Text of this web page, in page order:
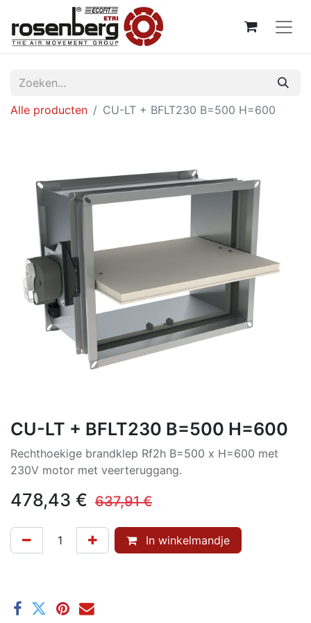
Alle producten CU-LT + BFLT230 B=500 H=600
CU-LT + BFLT230 B=500 H=600
Rechthoekige brandklep Rf2h B=500 x H=600 met
230V motor met veerteruggang.
478,43 € 637,91€
In winkelmandje